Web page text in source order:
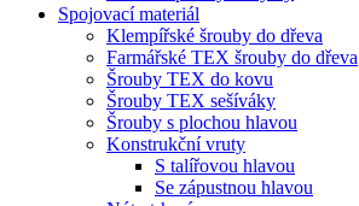
Spojovací materiál
Klempířské šrouby do dřeva
Farmářské TEX šrouby do dřeva
Šrouby TEX do kovu
Šrouby TEX sešíváky
Šrouby s plochou hlavou
Konstrukční vruty
S talířovou hlavou
Se zápustnou hlavou